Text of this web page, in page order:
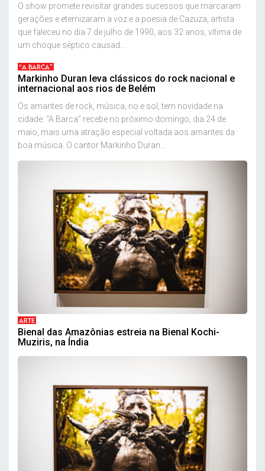
O show promete revisitar grandes sucessos que marcaram
gerações e eternizaram a voz e a poesia de Cazuza, artista
que faleceu no dia 7 de julho de 1990, aos 32 anos, vítima de
um choque séptico causad...
“A BARCA”
Markinho Duran leva clássicos do rock nacional e
internacional aos rios de Belém
Os amantes de rock, música, rio e sol, tem novidade na
cidade: “A Barca” recebe no próximo domingo, dia 24 de
maio, mais uma atração especial voltada aos amantes da
boa música. O cantor Markinho Duran...
ARTE
Bienal das Amazônias estreia na Bienal Kochi-
Muziris, na Índia